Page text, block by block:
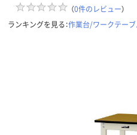
（0件のレビュー）
ランキングを見る：作業台/ワークテー